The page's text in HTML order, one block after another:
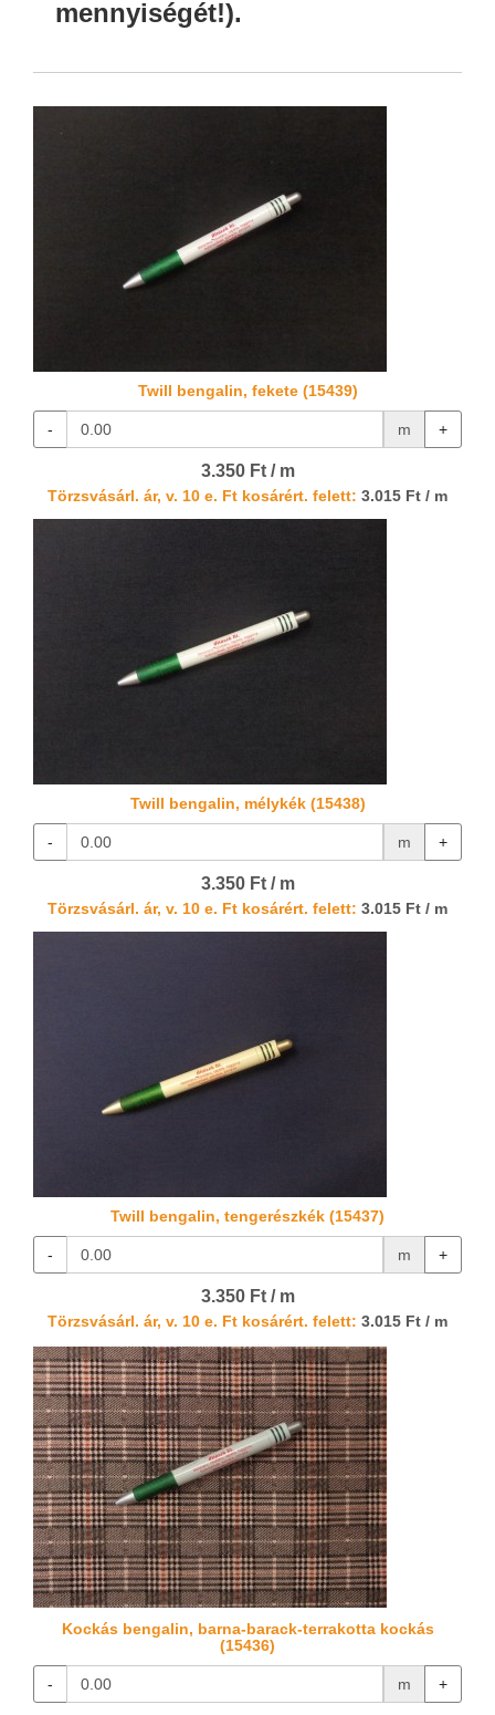
mennyiségét!).
Twill bengalin, fekete (15439)
- m +
3.350 Ft / m
Törzsvásárl. ár, v. 10 e. Ft kosárért. felett: 3.015 Ft / m
Twill bengalin, mélykék (15438)
- m +
3.350 Ft / m
Törzsvásárl. ár, v. 10 e. Ft kosárért. felett: 3.015 Ft / m
Twill bengalin, tengerészkék (15437)
- m +
3.350 Ft / m
Törzsvásárl. ár, v. 10 e. Ft kosárért. felett: 3.015 Ft / m
Kockás bengalin, barna-barack-terrakotta kockás
(15436)
- m +